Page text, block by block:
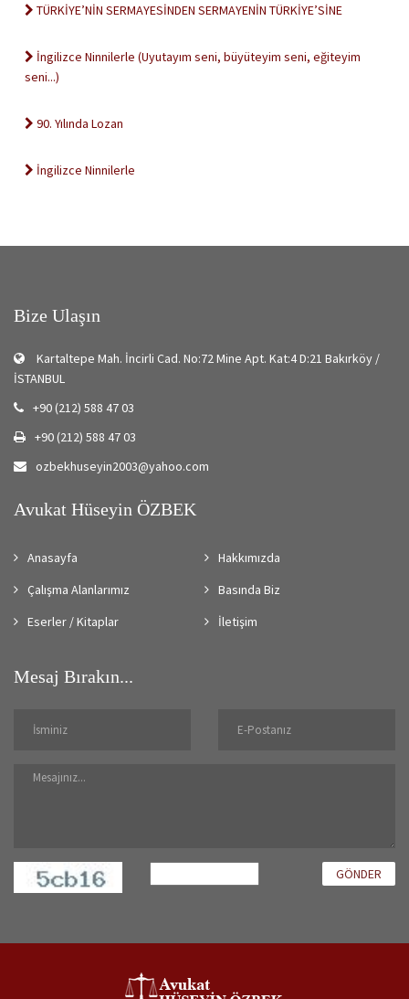
TÜRKİYE’NİN SERMAYESİNDEN SERMAYENİN TÜRKİYE’SİNE
İngilizce Ninnilerle (Uyutayım seni, büyüteyim seni, eğiteyim
seni...)
90. Yılında Lozan
İngilizce Ninnilerle
Bize Ulaşın
Kartaltepe Mah. İncirli Cad. No:72 Mine Apt. Kat:4 D:21 Bakırköy /
İSTANBUL
+90 (212) 588 47 03
+90 (212) 588 47 03
ozbekhuseyin2003@yahoo.com
Avukat Hüseyin ÖZBEK
Anasayfa
Hakkımızda
Çalışma Alanlarımız
Basında Biz
Eserler / Kitaplar
İletişim
Mesaj Bırakın...
GÖNDER